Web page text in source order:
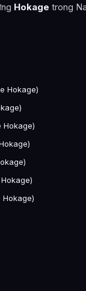
Làng Lá là ai?
Ninja Mạnh Nhất
Những Ninja
Hokage trong
Hokage)
Hokage)